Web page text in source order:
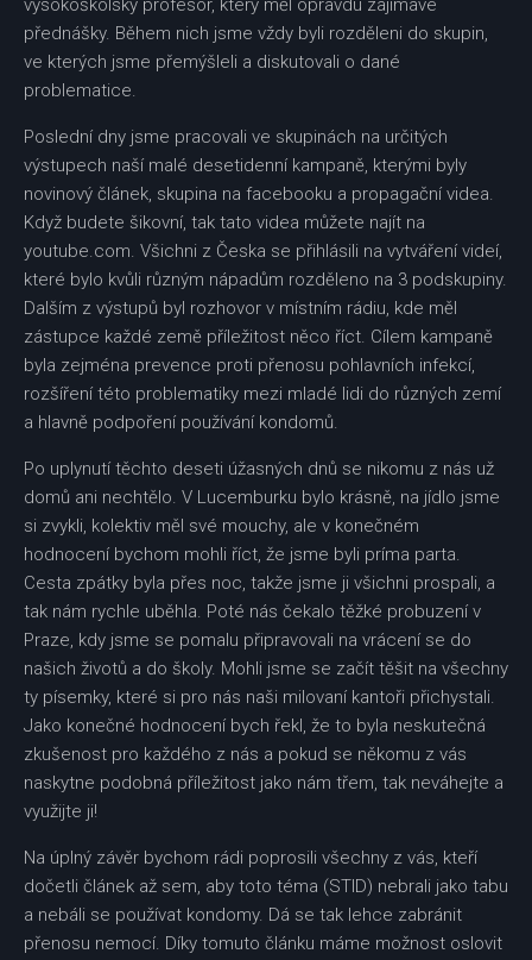
vysokoškolský profesor, který měl opravdu zajímavé
přednášky. Během nich jsme vždy byli rozděleni do skupin,
ve kterých jsme přemýšleli a diskutovali o dané
problematice.
Poslední dny jsme pracovali ve skupinách na určitých
výstupech naší malé desetidenní kampaně, kterými byly
novinový článek, skupina na facebooku a propagační videa.
Když budete šikovní, tak tato videa můžete najít na
youtube.com. Všichni z Česka se přihlásili na vytváření videí,
které bylo kvůli různým nápadům rozděleno na 3 podskupiny.
Dalším z výstupů byl rozhovor v místním rádiu, kde měl
zástupce každé země příležitost něco říct. Cílem kampaně
byla zejména prevence proti přenosu pohlavních infekcí,
rozšíření této problematiky mezi mladé lidi do různých zemí
a hlavně podpoření používání kondomů.
Po uplynutí těchto deseti úžasných dnů se nikomu z nás už
domů ani nechtělo. V Lucemburku bylo krásně, na jídlo jsme
si zvykli, kolektiv měl své mouchy, ale v konečném
hodnocení bychom mohli říct, že jsme byli príma parta.
Cesta zpátky byla přes noc, takže jsme ji všichni prospali, a
tak nám rychle uběhla. Poté nás čekalo těžké probuzení v
Praze, kdy jsme se pomalu připravovali na vrácení se do
našich životů a do školy. Mohli jsme se začít těšit na všechny
ty písemky, které si pro nás naši milovaní kantoři přichystali.
Jako konečné hodnocení bych řekl, že to byla neskutečná
zkušenost pro každého z nás a pokud se někomu z vás
naskytne podobná příležitost jako nám třem, tak neváhejte a
využijte ji!
Na úplný závěr bychom rádi poprosili všechny z vás, kteří
dočetli článek až sem, aby toto téma (STID) nebrali jako tabu
a nebáli se používat kondomy. Dá se tak lehce zabránit
přenosu nemocí. Díky tomuto článku máme možnost oslovit